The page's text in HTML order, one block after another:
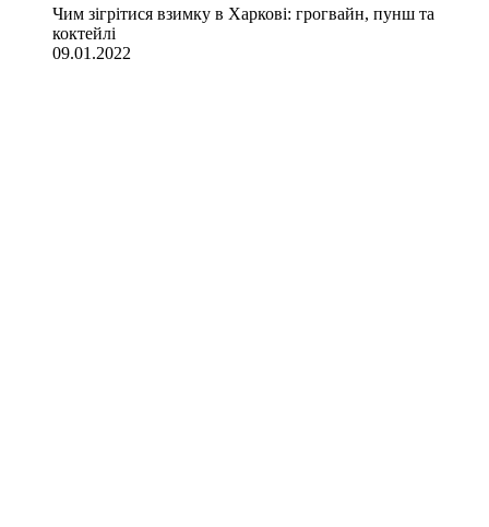
Чим зігрітися взимку в Харкові: грогвайн, пунш та
коктейлі
09.01.2022